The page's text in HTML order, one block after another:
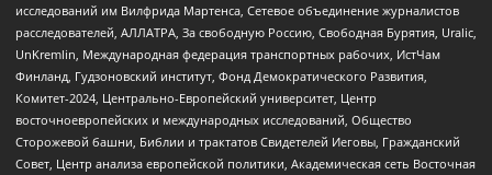
исследований им Вилфрида Мартенса, Сетевое объединение журналистов
расследователей, АЛЛАТРА, За свободную Россию, Свободная Бурятия, Uralic,
UnKremlin, Международная федерация транспортных рабочих, ИстЧам
Финланд, Гудзоновский институт, Фонд Демократического Развития,
Комитет-2024, Центрально-Европейский университет, Центр
восточноевропейских и международных исследований, Общество
Сторожевой башни, Библии и трактатов Свидетелей Иеговы, Гражданский
Совет, Центр анализа европейской политики, Академическая сеть Восточная